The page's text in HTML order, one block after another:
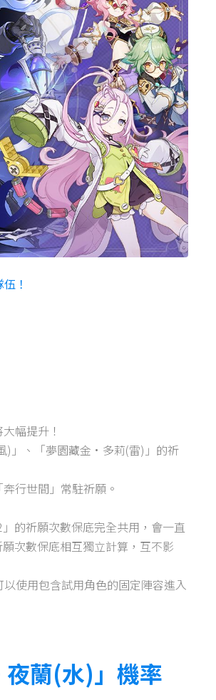
！
幅提升！
」、「夢園藏金·多莉(雷)」的祈
行世間」常駐祈願。
的祈願次數保底完全共用，會一直
次數保底相互獨立計算，互不影
使用包含試用角色的固定陣容進入
夜蘭(水)」機率